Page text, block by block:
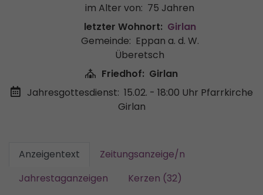
im Alter von: 75 Jahren
letzter Wohnort: Girlan
Gemeinde: Eppan a. d. W.
Überetsch
Friedhof: Girlan
Jahresgottesdienst: 15.02. - 18:00 Uhr Pfarrkirche
Girlan
Anzeigentext
Zeitungsanzeige/n
Jahrestaganzeigen
Kerzen (32)